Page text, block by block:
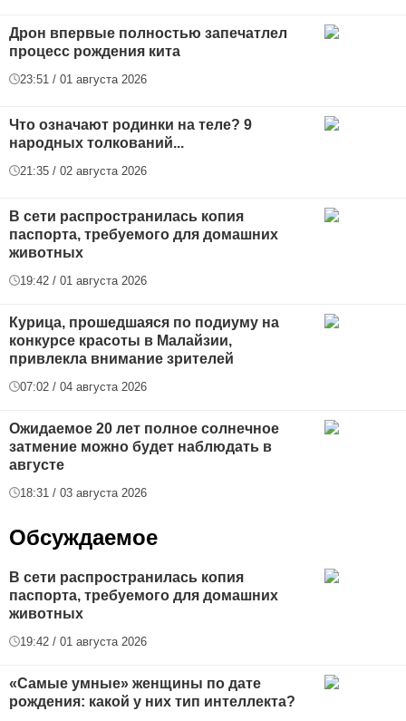
Дрон впервые полностью запечатлел
процесс рождения кита
23:51 / 01 августа 2026
Что означают родинки на теле? 9
народных толкований...
21:35 / 02 августа 2026
В сети распространилась копия
паспорта, требуемого для домашних
животных
19:42 / 01 августа 2026
Курица, прошедшаяся по подиуму на
конкурсе красоты в Малайзии,
привлекла внимание зрителей
07:02 / 04 августа 2026
Ожидаемое 20 лет полное солнечное
затмение можно будет наблюдать в
августе
18:31 / 03 августа 2026
Обсуждаемое
В сети распространилась копия
паспорта, требуемого для домашних
животных
19:42 / 01 августа 2026
«Самые умные» женщины по дате
рождения: какой у них тип интеллекта?